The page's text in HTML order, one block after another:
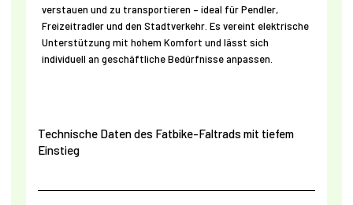
verstauen und zu transportieren – ideal für Pendler,
Freizeitradler und den Stadtverkehr. Es vereint elektrische
Unterstützung mit hohem Komfort und lässt sich
individuell an geschäftliche Bedürfnisse anpassen.
Technische Daten des Fatbike-Faltrads mit tiefem
Einstieg